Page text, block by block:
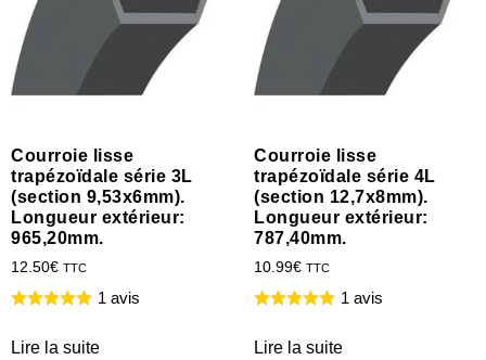
Courroie lisse
trapézoïdale série 3L
(section 9,53x6mm).
Longueur extérieur:
965,20mm.
12.50€ TTC
1 avis
Lire la suite
Courroie lisse
trapézoïdale série 4L
(section 12,7x8mm).
Longueur extérieur:
787,40mm.
10.99€ TTC
1 avis
Lire la suite